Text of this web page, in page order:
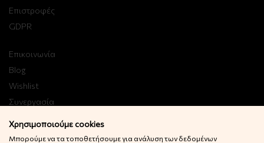
Επιστροφές
GDPR
Επικοινωνία
Blog
Wishlist
Συνεργασία
Χρησιμοποιούμε cookies
Μπορούμε να τα τοποθετήσουμε για ανάλυση των δεδομένων